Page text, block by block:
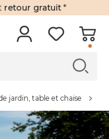
retour gratuit *
jardin, table et chaise